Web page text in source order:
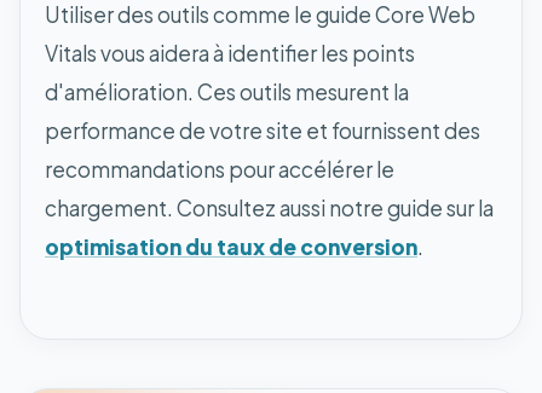
Utiliser des outils comme le guide Core Web
Vitals vous aidera à identifier les points
d'amélioration. Ces outils mesurent la
performance de votre site et fournissent des
recommandations pour accélérer le
chargement. Consultez aussi notre guide sur la
optimisation du taux de conversion.